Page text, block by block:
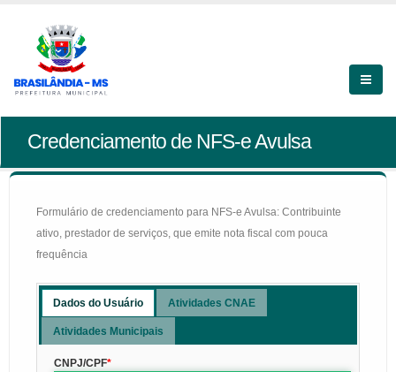
Credenciamento de NFS-e Avulsa
Formulário de credenciamento para NFS-e Avulsa: Contribuinte
ativo, prestador de serviços, que emite nota fiscal com pouca
frequência
Dados do Usuário Atividades CNAE
Atividades Municipais
CNPJ/CPF